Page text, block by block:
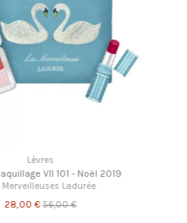
Coffret Maquillage Noël 2019
Les Merveilleuses Ladurée
28,00 €